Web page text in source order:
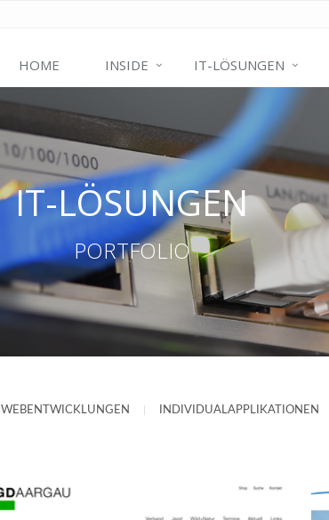
HOME INSIDE IT-LÖSUNGEN
IT-LÖSUNGEN
PORTFOLIO
WEBENTWICKLUNGEN INDIVIDUALAPPLIKATIONEN